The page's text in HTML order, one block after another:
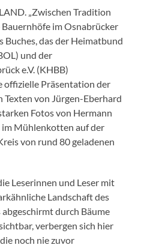
„Zwischen Tradition
im Osnabrücker
Buches, das der Heimatbund
und der
e.V. (KHBB)
offizielle Präsentation der
von Jürgen-Eberhard
Fotos von Hermann
Mühlenkotten auf der
von rund 80 geladenen
Leserinnen und Leser mit
Landschaft des
abgeschirmt durch Bäume
verbergen sich hier
noch nie zuvor